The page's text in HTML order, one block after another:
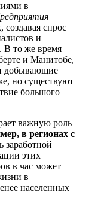
в
спрос
и
В то же время
и Манитобе,
добывающие
но существуют
большого
важную роль
в регионах с
заработной
этих
в час может
в
населенных